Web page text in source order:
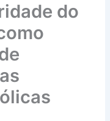
do